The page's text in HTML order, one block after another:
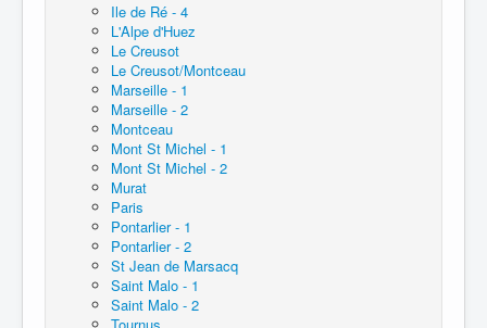
Ile de Ré - 4
L'Alpe d'Huez
Le Creusot
Le Creusot/Montceau
Marseille - 1
Marseille - 2
Montceau
Mont St Michel - 1
Mont St Michel - 2
Murat
Paris
Pontarlier - 1
Pontarlier - 2
St Jean de Marsacq
Saint Malo - 1
Saint Malo - 2